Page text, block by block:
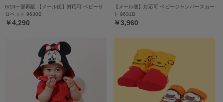
6/19一部再販 【メール便】対応可 ベビーサ
ロペット 9630B
￥4,290
【メール便】対応可 ベビージャンパースカー
ト 9631B
￥3,960